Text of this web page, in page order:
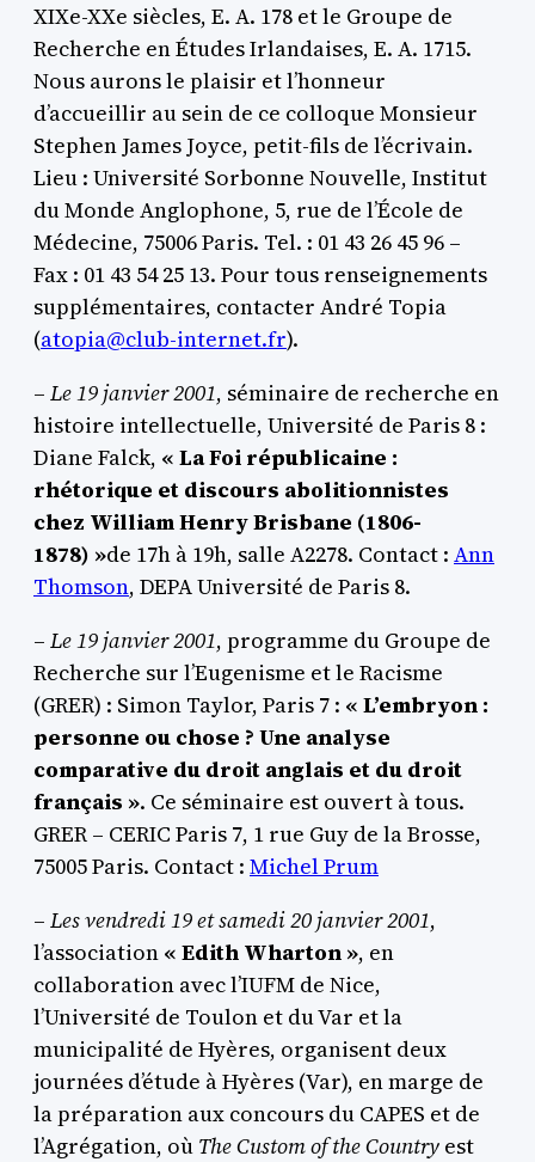
XIXe-XXe siècles, E. A. 178 et le Groupe de
Recherche en Études Irlandaises, E. A. 1715.
Nous aurons le plaisir et l’honneur
d’accueillir au sein de ce colloque Monsieur
Stephen James Joyce, petit-fils de l’écrivain.
Lieu : Université Sorbonne Nouvelle, Institut
du Monde Anglophone, 5, rue de l’École de
Médecine, 75006 Paris. Tel. : 01 43 26 45 96 –
Fax : 01 43 54 25 13. Pour tous renseignements
supplémentaires, contacter André Topia
(atopia@club-internet.fr).
– Le 19 janvier 2001, séminaire de recherche en
histoire intellectuelle, Université de Paris 8 :
Diane Falck, « La Foi républicaine :
rhétorique et discours abolitionnistes
chez William Henry Brisbane (1806-
1878) »de 17h à 19h, salle A2278. Contact : Ann
Thomson, DEPA Université de Paris 8.
– Le 19 janvier 2001, programme du Groupe de
Recherche sur l’Eugenisme et le Racisme
(GRER) : Simon Taylor, Paris 7 : « L’embryon :
personne ou chose ? Une analyse
comparative du droit anglais et du droit
français ». Ce séminaire est ouvert à tous.
GRER – CERIC Paris 7, 1 rue Guy de la Brosse,
75005 Paris. Contact : Michel Prum
– Les vendredi 19 et samedi 20 janvier 2001,
l’association « Edith Wharton », en
collaboration avec l’IUFM de Nice,
l’Université de Toulon et du Var et la
municipalité de Hyères, organisent deux
journées d’étude à Hyères (Var), en marge de
la préparation aux concours du CAPES et de
l’Agrégation, où The Custom of the Country est